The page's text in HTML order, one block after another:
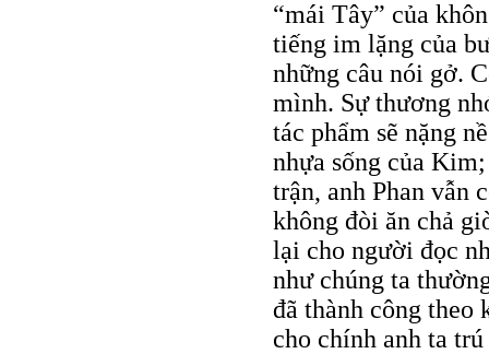
“mái Tây” của
tiếng im lặng của
những câu nói gở.
mình. Sự thương
tác phẩm sẽ nặng
nhựa sống của
trận, anh Phan vẫn
không đòi ăn chả
lại cho người đọc
như chúng ta
đã thành công theo
cho chính anh ta trú